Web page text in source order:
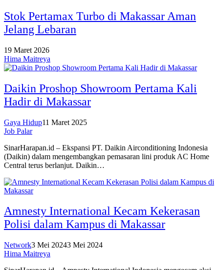
Stok Pertamax Turbo di Makassar Aman
Jelang Lebaran
19 Maret 2026
Hima Maitreya
Daikin Proshop Showroom Pertama Kali
Hadir di Makassar
Gaya Hidup11 Maret 2025
Job Palar
SinarHarapan.id – Ekspansi PT. Daikin Airconditioning Indonesia
(Daikin) dalam mengembangkan pemasaran lini produk AC Home
Central terus berlanjut. Daikin…
Amnesty International Kecam Kekerasan
Polisi dalam Kampus di Makassar
Network3 Mei 20243 Mei 2024
Hima Maitreya